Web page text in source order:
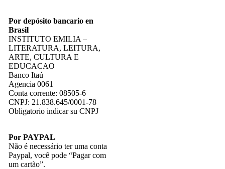
Por depósito bancario en
Brasil
INSTITUTO EMILIA –
LITERATURA, LEITURA,
ARTE, CULTURA E
EDUCACAO
Banco Itaú
Agencia 0061
Conta corrente: 08505-6
CNPJ: 21.838.645/0001-78
Obligatorio indicar su CNPJ
Por PAYPAL
Não é necessário ter uma conta
Paypal, você pode “Pagar com
um cartão”.